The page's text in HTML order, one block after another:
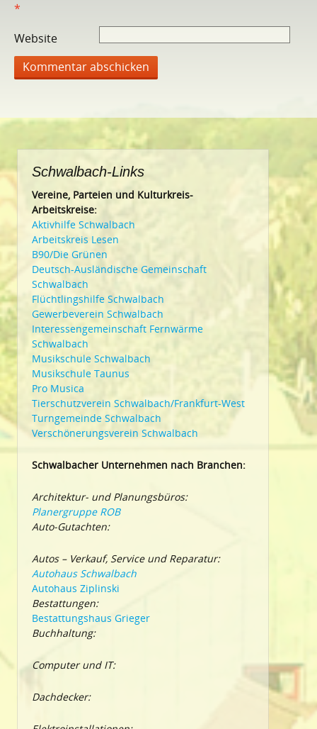
*
Website
Schwalbach-Links
Vereine, Parteien und Kulturkreis-
Arbeitskreise:
Aktivhilfe Schwalbach
Arbeitskreis Lesen
B90/Die Grünen
Deutsch-Ausländische Gemeinschaft
Schwalbach
Flüchtlingshilfe Schwalbach
Gewerbeverein Schwalbach
Interessengemeinschaft Fernwärme
Schwalbach
Musikschule Schwalbach
Musikschule Taunus
Pro Musica
Tierschutzverein Schwalbach/Frankfurt-West
Turngemeinde Schwalbach
Verschönerungsverein Schwalbach
Schwalbacher Unternehmen nach Branchen:
Architektur- und Planungsbüros:
Planergruppe ROB
Auto-Gutachten:
Autos – Verkauf, Service und Reparatur:
Autohaus Schwalbach
Autohaus Ziplinski
Bestattungen:
Bestattungshaus Grieger
Buchhaltung:
Computer und IT:
Dachdecker: